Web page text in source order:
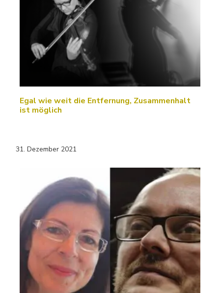
Egal wie weit die Entfernung, Zusammenhalt
ist möglich
31. Dezember 2021